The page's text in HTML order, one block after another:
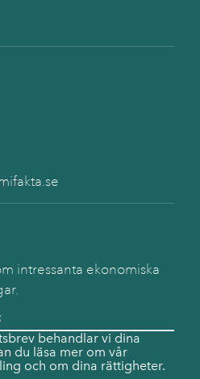
intressanta ekonomiska
behandlar vi dina
du läsa mer om vår
och om dina rättigheter.